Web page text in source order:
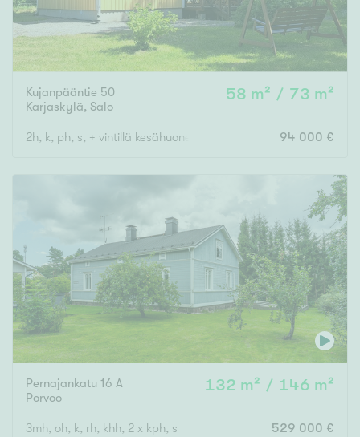
Kujanpääntie 50
Karjaskylä, Salo
58 m² / 73 m²
2h, k, ph, s, + vintillä kesähuone + 23 m2:n huone94 000 €
Pernajankatu 16 A
Porvoo
132 m² / 146 m²
3mh, oh, k, rh, khh, 2 x kph, s 529 000 €